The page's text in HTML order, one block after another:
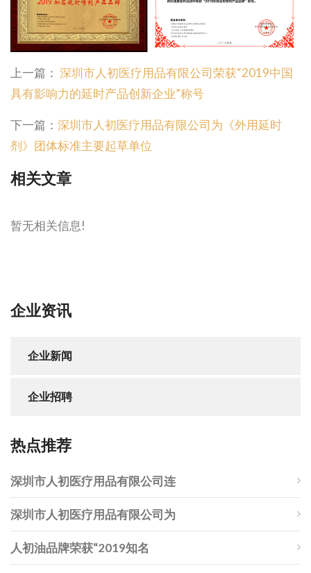
上一篇： 深圳市人初医疗用品有限公司荣获“2019中国
具有影响力的延时产品创新企业”称号
下一篇： 深圳市人初医疗用品有限公司为《外用延时
剂》团体标准主要起草单位
相关文章
暂无相关信息!
企业资讯
企业新闻
企业招聘
热点推荐
深圳市人初医疗用品有限公司连
深圳市人初医疗用品有限公司为
人初油品牌荣获“2019知名